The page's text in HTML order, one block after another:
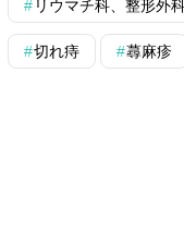
リウマチ科、整形外
切れ痔 蕁麻疹